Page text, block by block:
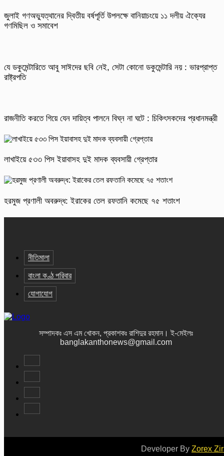
জুলাই গণঅভ্যুত্থানের দ্বিতীয় বর্ষপূর্তি উপলক্ষে বানিয়াচংয়ে ১১ দলীয় ঐক্যের
গণমিছিল ও সমাবেশ
যে ডকুমেন্টারিতে আবু সাঈদের ছবি নেই, সেটা কোনো ডকুমেন্টারি নয় : ভারপ্রাপ্ত
রাষ্ট্রপতি
রাজনীতি করতে গিয়ে যেন দায়িত্ব পালনে বিঘ্ন না ঘটে : চিকিৎসকদের প্রধানমন্ত্রী
লাখাইয়ে ৫৩৩ পিস ইয়াবাসহ দুই মাদক ব্যবসায়ী গ্রেপ্তার
হরমুজ প্রণালী অবরুদ্ধ: ইরাকের তেল রফতানি কমেছে ৭৫ শতাংশ
নীতিমালা
বাংলা কণ্ঠ পরিবার
যোগাযোগ
সম্পাদকঃ এস এম খোকন, প্রকাশকঃ রাশিদুর রহমান । ই-মেইলঃ
banglakanthonews@gmail.com
Developer By Zorex